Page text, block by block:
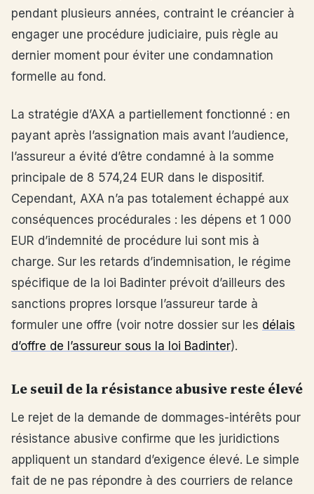
pendant plusieurs années, contraint le créancier à
engager une procédure judiciaire, puis règle au
dernier moment pour éviter une condamnation
formelle au fond.
La stratégie d’AXA a partiellement fonctionné : en
payant après l’assignation mais avant l’audience,
l’assureur a évité d’être condamné à la somme
principale de 8 574,24 EUR dans le dispositif.
Cependant, AXA n’a pas totalement échappé aux
conséquences procédurales : les dépens et 1 000
EUR d’indemnité de procédure lui sont mis à
charge. Sur les retards d’indemnisation, le régime
spécifique de la loi Badinter prévoit d’ailleurs des
sanctions propres lorsque l’assureur tarde à
formuler une offre (voir notre dossier sur les délais
d’offre de l’assureur sous la loi Badinter).
Le seuil de la résistance abusive reste élevé
Le rejet de la demande de dommages-intérêts pour
résistance abusive confirme que les juridictions
appliquent un standard d’exigence élevé. Le simple
fait de ne pas répondre à des courriers de relance